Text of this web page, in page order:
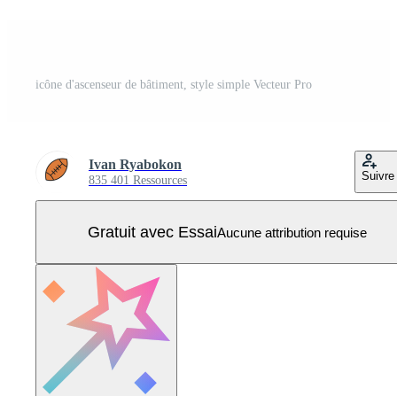
icône d'ascenseur de bâtiment, style simple Vecteur Pro
Ivan Ryabokon
835 401 Ressources Suivre
Gratuit avec EssaiAucune attribution requise